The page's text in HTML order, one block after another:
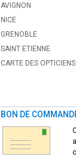
AVIGNON
NICE
GRENOBLE
SAINT ETIENNE
CARTE DES
BON DE